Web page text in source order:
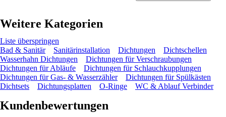
Weitere Kategorien
Liste überspringen
Bad & Sanitär
Sanitärinstallation Dichtungen
Dichtschellen
Wasserhahn Dichtungen
Dichtungen für Verschraubungen
Dichtungen für Abläufe
Dichtungen für Schlauchkupplungen
Dichtungen für Gas- & Wasserzähler
Dichtungen für Spülkästen
Dichtsets
Dichtungsplatten O-Ringe WC & Ablauf Verbinder
Kundenbewertungen